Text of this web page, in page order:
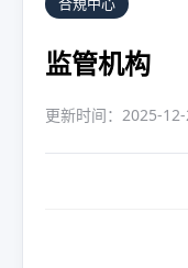
监管机构
更新时间：2025-